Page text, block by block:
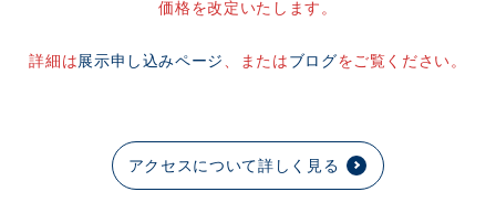
価格を改定いたします。
詳細は展示申し込みページ 、またはブログをご覧ください。
アクセスについて詳しく見る